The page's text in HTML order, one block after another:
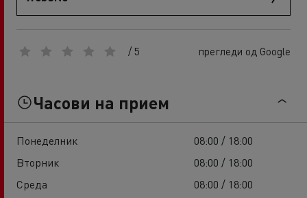
/ 5 прегледи од Google
Часови на прием
Понеделник
08:00 / 18:00
Вторник
08:00 / 18:00
Среда
08:00 / 18:00